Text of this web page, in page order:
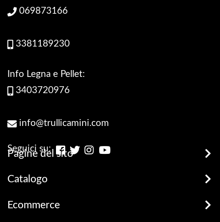
069873166
3381189230
Info Legna e Pellet:
3403720976
info@trullicamini.com
Seguici su:
Pagine del sito
Stufe, Termostufe e Caldaie
Catalogo
Legna e Pellets
Ecommerce